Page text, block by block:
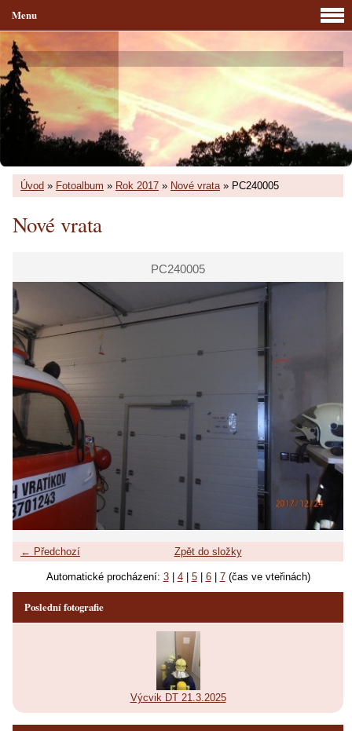
Úvod » Fotoalbum » Rok 2017 » Nové vrata» PC240005
Nové vrata
PC240005
← Předchozí Zpět do složky
Automatické procházení: 3| 4| 5| 6| 7(čas ve vteřinách)
Menu
Poslední fotografie
Výcvik DT 21.3.2025